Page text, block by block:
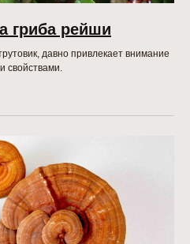
гриба рейши
давно привлекает внимание
свойствами.